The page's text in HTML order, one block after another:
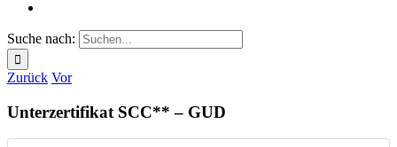
Suche nach:
Zurück Vor
Unterzertifikat SCC** – GUD